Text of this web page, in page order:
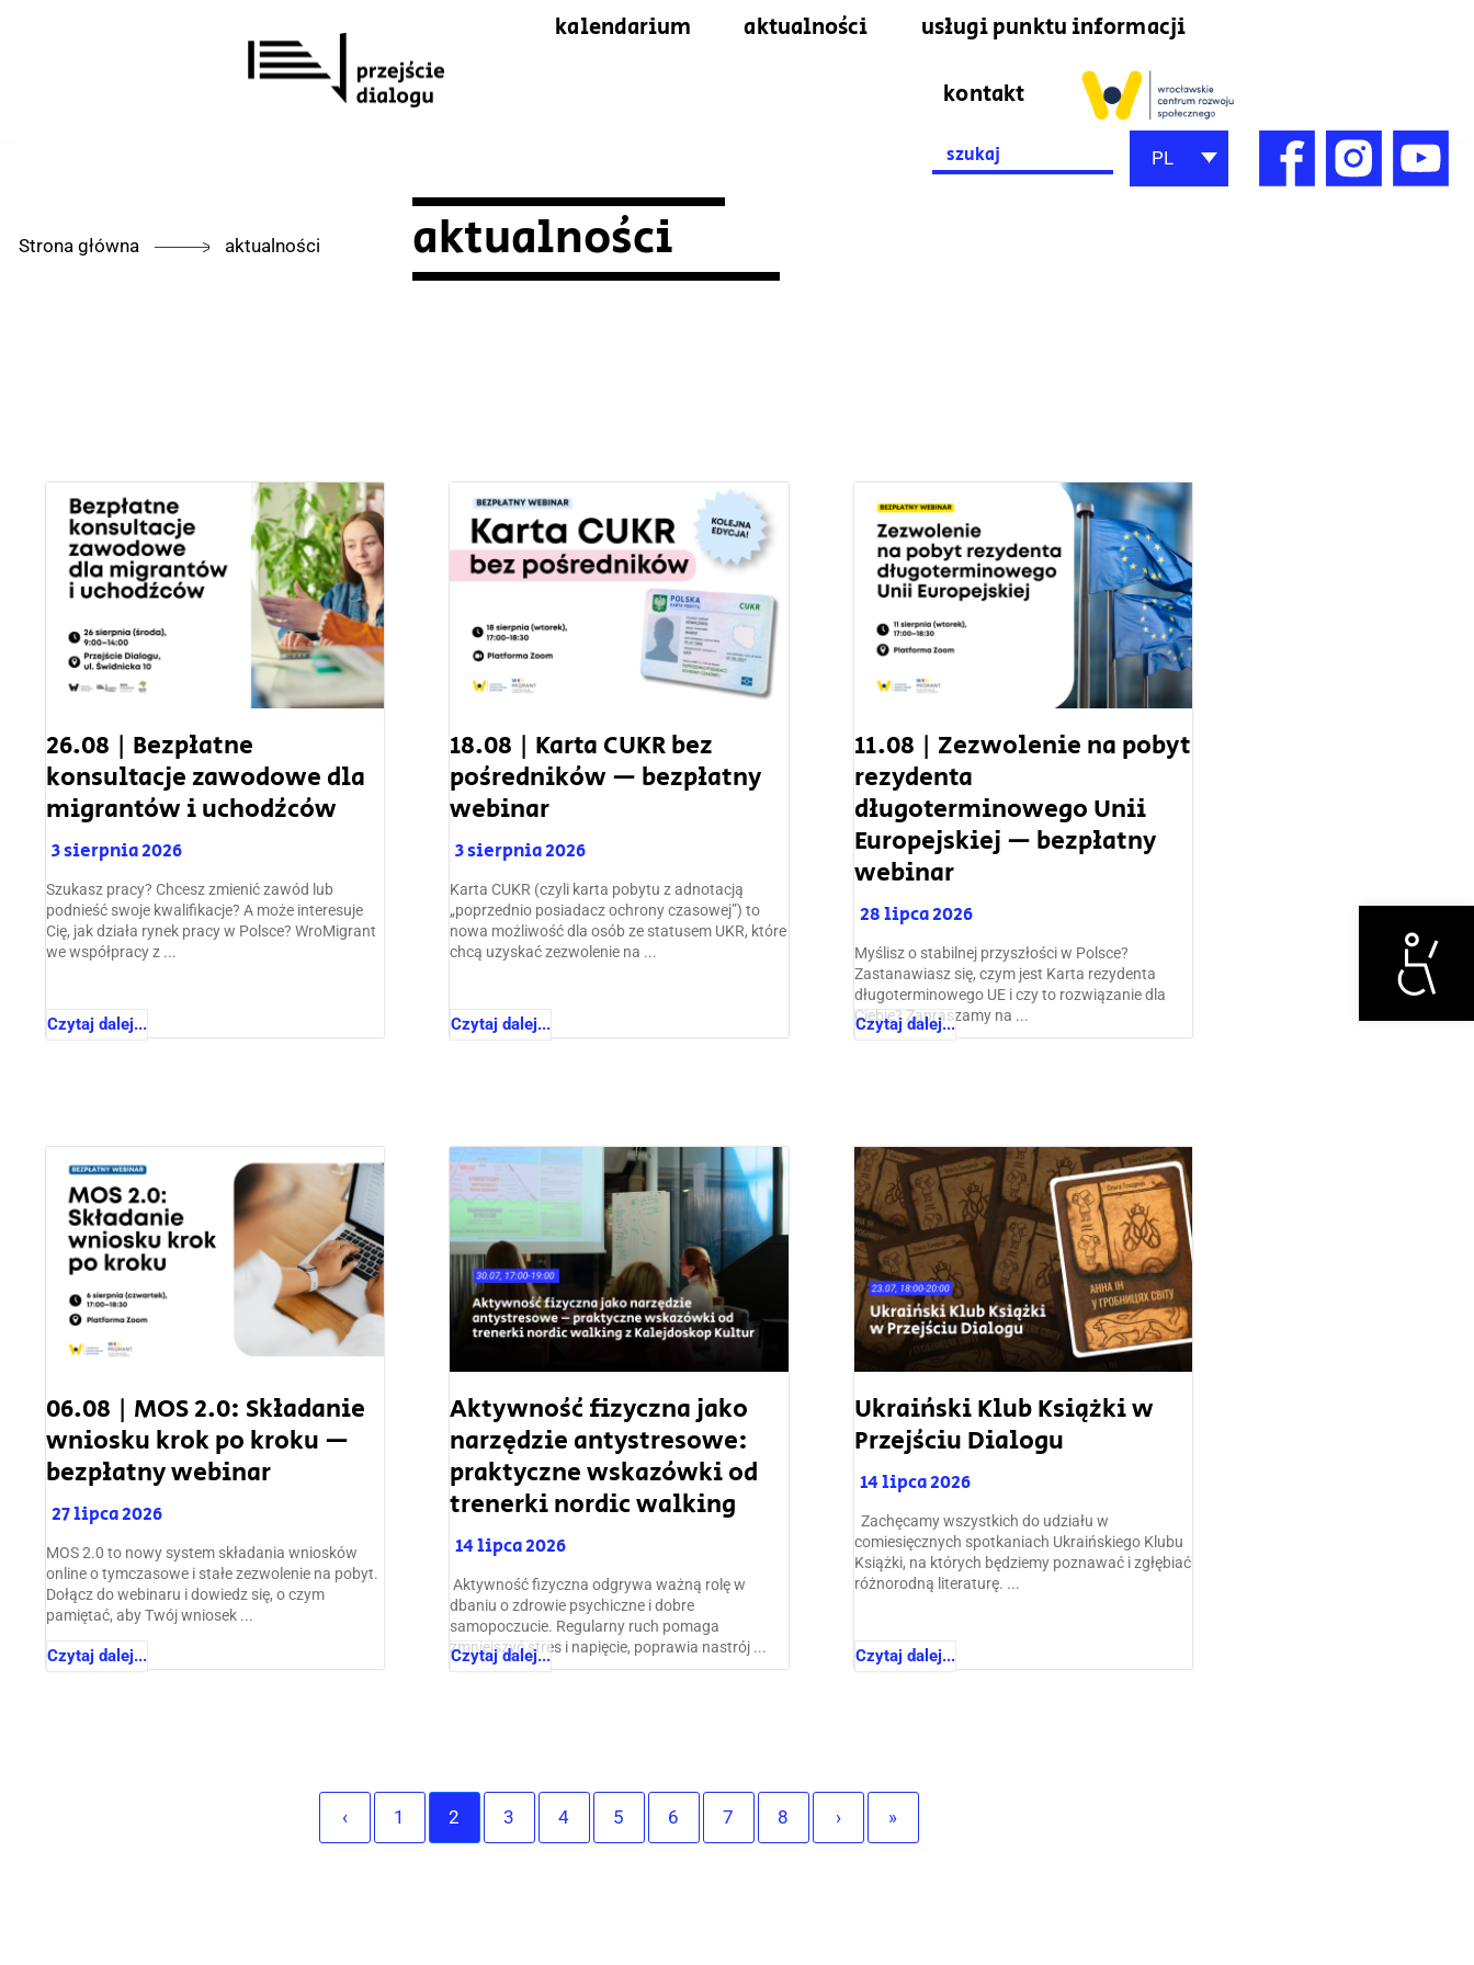
Otwórz
kalendarium aktualności usługi punktu informacji
kontakt
Search
for:
PL
Strona główna aktualności aktualności
26.08 | Bezpłatne
konsultacje zawodowe dla
migrantów i uchodźców
3 sierpnia 2026
Szukasz pracy? Chcesz zmienić zawód lub
podnieść swoje kwalifikacje? A może interesuje
Cię, jak działa rynek pracy w Polsce? WroMigrant
we współpracy z ...
Czytaj dalej...
18.08 | Karta CUKR bez
pośredników — bezpłatny
webinar
3 sierpnia 2026
Karta CUKR (czyli karta pobytu z adnotacją
„poprzednio posiadacz ochrony czasowej”) to
nowa możliwość dla osób ze statusem UKR, które
chcą uzyskać zezwolenie na ...
Czytaj dalej...
11.08 | Zezwolenie na pobyt
rezydenta
długoterminowego Unii
Europejskiej — bezpłatny
webinar
28 lipca 2026
Myślisz o stabilnej przyszłości w Polsce?
Zastanawiasz się, czym jest Karta rezydenta
długoterminowego UE i czy to rozwiązanie dla
Ciebie? Zapraszamy na ...
Czytaj dalej...
06.08 | MOS 2.0: Składanie
wniosku krok po kroku —
bezpłatny webinar
27 lipca 2026
MOS 2.0 to nowy system składania wniosków
online o tymczasowe i stałe zezwolenie na pobyt.
Dołącz do webinaru i dowiedz się, o czym
pamiętać, aby Twój wniosek ...
Czytaj dalej...
Aktywność fizyczna jako
narzędzie antystresowe:
praktyczne wskazówki od
trenerki nordic walking
14 lipca 2026
ㅤ Aktywność fizyczna odgrywa ważną rolę w
dbaniu o zdrowie psychiczne i dobre
samopoczucie. Regularny ruch pomaga
zmniejszyć stres i napięcie, poprawia nastrój ...
Czytaj dalej...
Ukraiński Klub Książki w
Przejściu Dialogu
14 lipca 2026
Zachęcamy wszystkich do udziału w
comiesięcznych spotkaniach Ukraińskiego Klubu
Książki, na których będziemy poznawać i zgłębiać
różnorodną literaturę. ...
Czytaj dalej...
‹ 1 2 3 4 5 6 7 8 › »